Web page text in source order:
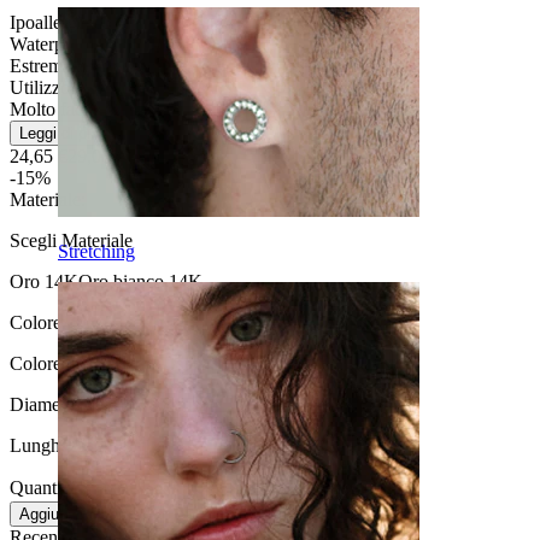
Stretching
Ipoallergenico
Waterproof
Estremamente durevole
Utilizzo quotidiano
Molto facile
Leggi di più
24,65 €
29,00 €
-15%
Materiale
Scegli Materiale
Oro 14KOro bianco 14K
Colore:
Colore della pietra:
Trasparente
Diametro del filo:
Lunghezza:
6 mm
Quantità: 1
Aggiungi al carrello